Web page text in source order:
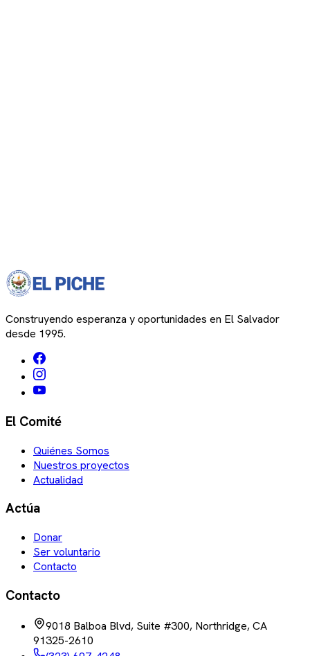
Construyendo esperanza y oportunidades en El Salvador
desde 1995.
El Comité
Quiénes Somos
Nuestros proyectos
Actualidad
Actúa
Donar
Ser voluntario
Contacto
Contacto
9018 Balboa Blvd, Suite #300, Northridge, CA
91325-2610